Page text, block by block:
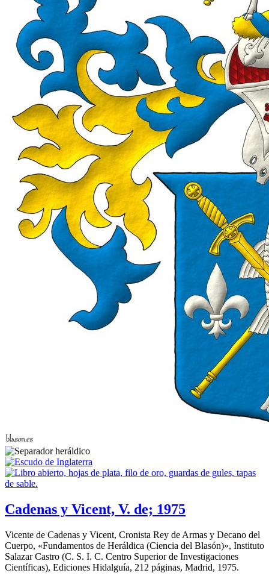
Cadenas y Vicent, V. de; 1975
Vicente de Cadenas y Vicent, Cronista Rey de Armas y Decano del
Cuerpo, «Fundamentos de Heráldica (Ciencia del Blasón)», Instituto
Salazar Castro (C. S. I. C. Centro Superior de Investigaciones
Científicas), Ediciones Hidalguía, 212 páginas, Madrid, 1975.